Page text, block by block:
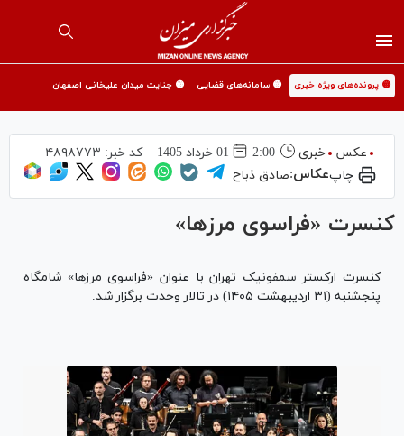
🟡 پرونده‌های ویژه خبری 🟡 سامانه‌های قضایی 🟡 جنایت میدان علیخانی اصفهان
عکس خبری 2:00 01 خرداد 1405 کد خبر: ۴۸۹۸۷۷۳
چاپعکاس:صادق ذباح
کنسرت «فراسوی مرزها»
کنسرت ارکستر سمفونیک تهران با عنوان «فراسوی مرزها» شامگاه
پنجشنبه (۳۱ اردیبهشت ۱۴۰۵) در تالار وحدت برگزار شد.